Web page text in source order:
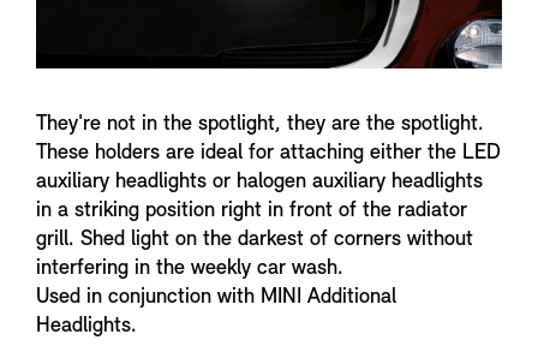
They're not in the spotlight, they are the spotlight.
These holders are ideal for attaching either the LED
auxiliary headlights or halogen auxiliary headlights
in a striking position right in front of the radiator
grill. Shed light on the darkest of corners without
interfering in the weekly car wash.
Used in conjunction with MINI Additional
Headlights.